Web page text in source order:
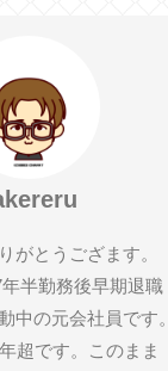
がとうござます。
半勤務後早期退職
中の元会社員です。
超です。このまま